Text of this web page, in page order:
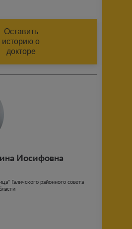
Оставить
историю о
докторе
ОТЗЫВА)
ОТЗЫВА)
публичными
Иосифовна
Галичского районного совета